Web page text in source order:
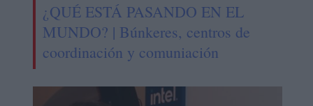
¿QUÉ ESTÁ PASANDO EN EL
MUNDO? | Búnkeres, centros de
coordinación y comuniación